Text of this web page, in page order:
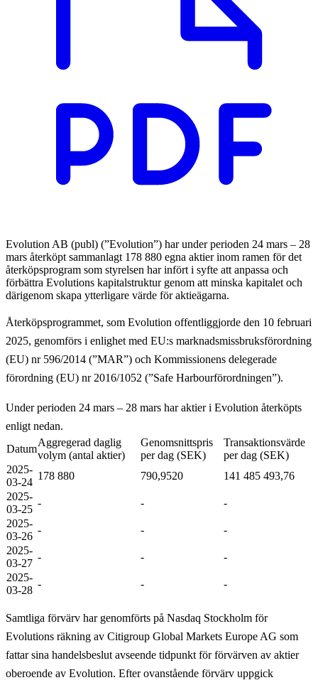
Evolution AB (publ) (”Evolution”) har under perioden 24 mars – 28
mars återköpt sammanlagt 178 880 egna aktier inom ramen för det
återköpsprogram som styrelsen har infört i syfte att anpassa och
förbättra Evolutions kapitalstruktur genom att minska kapitalet och
därigenom skapa ytterligare värde för aktieägarna.
Återköpsprogrammet, som Evolution offentliggjorde den 10 februari
2025, genomförs i enlighet med EU:s marknadsmissbruksförordning
(EU) nr 596/2014 (”MAR”) och Kommissionens delegerade
förordning (EU) nr 2016/1052 (”Safe Harbourförordningen”).
Under perioden 24 mars – 28 mars har aktier i Evolution återköpts
enligt nedan.
Datum
Aggregerad daglig
volym (antal aktier)
Genomsnittspris
per dag (SEK)
Transaktionsvärde
per dag (SEK)
2025-
03-24
178 880 790,9520
141 485 493,76
2025-
03-25
- -
-
2025-
03-26
- -
-
2025-
03-27
- -
-
2025-
03-28
- - -
Samtliga förvärv har genomförts på Nasdaq Stockholm för
Evolutions räkning av Citigroup Global Markets Europe AG som
fattar sina handelsbeslut avseende tidpunkt för förvärven av aktier
oberoende av Evolution. Efter ovanstående förvärv uppgick